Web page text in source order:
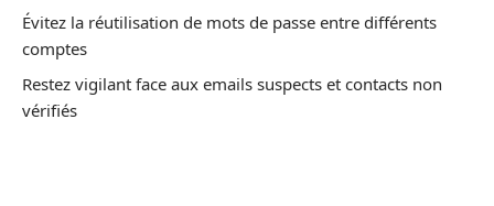
Évitez la réutilisation de mots de passe entre différents
comptes
Restez vigilant face aux emails suspects et contacts non
vérifiés